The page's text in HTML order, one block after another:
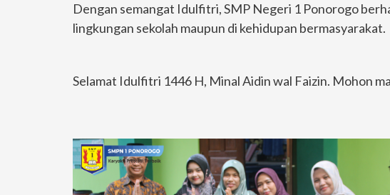
Dengan semangat Idulfitri, SMP Negeri 1 Ponorogo
lingkungan sekolah maupun di kehidupan bermasyarakat.
Selamat Idulfitri 1446 H, Minal Aidin wal Faizin. Mohon